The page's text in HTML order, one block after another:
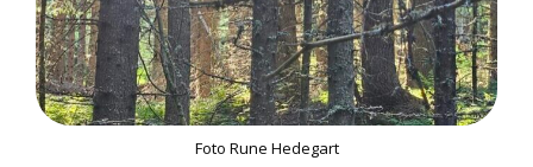
Foto Rune Hedegart